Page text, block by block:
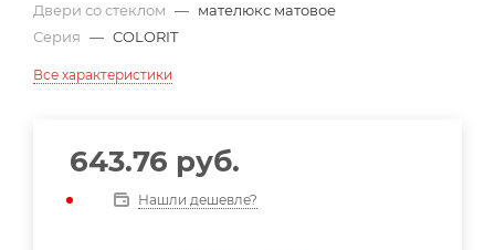
Двери со стеклом — мателюкс матовое
Серия — COLORIT
Все характеристики
643.76 руб.
Нашли дешевле?